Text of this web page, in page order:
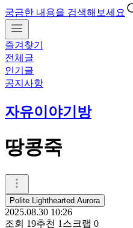
궁금한 내용을 검색해보세요
즐겨찾기
전체글
인기글
공지사항
자유이야기방
땅콩죽
Polite Lighthearted Aurora
2025.08.30 10:26
조회 19추천 1 스크랩 0